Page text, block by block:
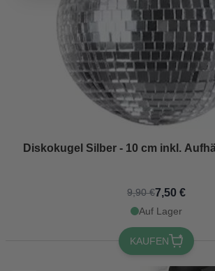
Diskokugel Silber - 10 cm inkl.
9,90 €7,50 €
Auf Lager
KAUFEN